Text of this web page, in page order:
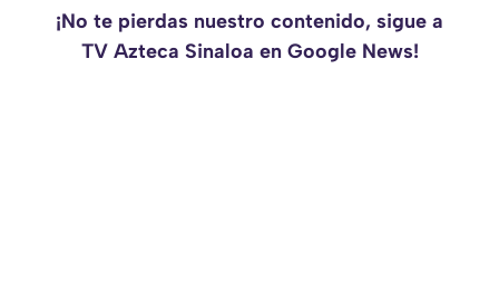
¡No te pierdas nuestro contenido, sigue a
TV Azteca Sinaloa en Google News!